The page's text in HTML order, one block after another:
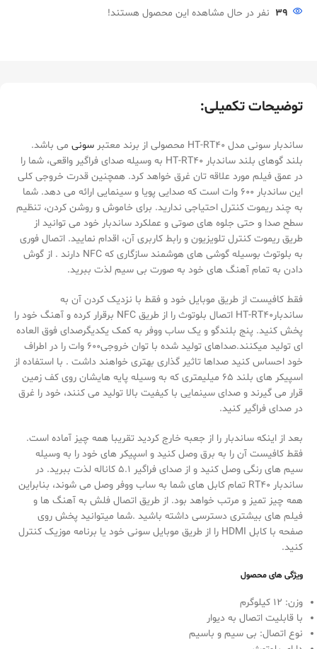
39 نفر در حال مشاهده این محصول هستند!
توضیحات تکمیلی:
ساندبار سونی مدل HT-RT40 محصولی از برند معتبر سونی می باشد.
بلند گوهای بلند ساندبار HT-RT40 به وسیله صدای فراگیر واقعی، شما را
در عمق فیلم مورد علاقه تان غرق خواهد کرد. همچنین قدرت خروجی کلی
این ساندبار 600 وات است که صدایی پویا و سینمایی ارائه می دهد. شما
به چند ریموت کنترل احتیاجی ندارید. برای خاموش و روشن کردن، تنظیم
سطح صدا و حتی جلوه های صوتی و عملکرد ساندبار خود می توانید از
طریق ریموت کنترل تلویزیون و رابط کاربری آن، اقدام نمایید. اتصال فوری
به بلوتوث بوسیله گوشی های هوشمند سازگاری که NFC دارند . از گوش
دادن به تمام آهنگ های خود به صورت بی سیم لذت ببرید.
فقط کافیست از طریق موبایل خود و فقط با نزدیک کردن آن به
ساندبارHT-RT40 اتصال بلوتوث را از طریق NFC برقرار کرده و آهنگ خود را
پخش کنید. پنج بلندگو و یک ساب ووفر به کمک یکدیگرصدای فوق العاده
ای تولید میکنند.صداهای تولید شده با توان خروجی600 وات را در اطراف
خود احساس کنید صداها تاثیر گذاری بهتری خواهند داشت . با استفاده از
اسپیکر های بلند 65 میلیمتری که به وسیله پایه هایشان روی کف زمین
قرار می گیرند و صدای سینمایی با کیفیت بالا تولید می کنند، خود را غرق
در صدای فراگیر کنید.
بعد از اینکه ساندبار را از جعبه خارج کردید تقریبا همه چیز آماده است.
فقط کافیست آن را به برق وصل کنید و اسپیکر های خود را به وسیله
سیم های رنگی وصل کنید و از صدای فراگیر 5.1 کاناله لذت ببرید. در
ساندبار RT40 تمام کابل های شما به ساب ووفر وصل می شوند، بنابراین
همه چیز تمیز و مرتب خواهد بود. از طریق اتصال فلش به آهنگ ها و
فیلم های بیشتری دسترسی داشته باشید .شما میتوانید پخش روی
صفحه با کابل HDMI را از طریق موبایل سونی خود یا برنامه موزیک کنترل
کنید.
ویژگی های محصول
وزن: 12 کیلوگرم
با قابلیت اتصال به دیوار
نوع اتصال: بی سیم و باسیم